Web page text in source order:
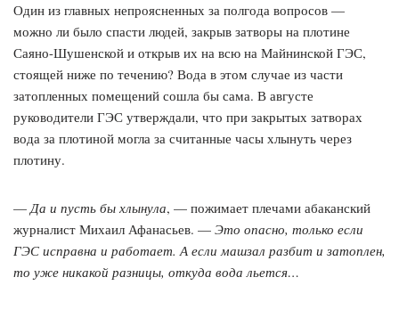
Один из главных непроясненных за полгода вопросов —
можно ли было спасти людей, закрыв затворы на плотине
Саяно-Шушенской и открыв их на всю на Майнинской ГЭС,
стоящей ниже по течению? Вода в этом случае из части
затопленных помещений сошла бы сама. В августе
руководители ГЭС утверждали, что при закрытых затворах
вода за плотиной могла за считанные часы хлынуть через
плотину.
—Да и пусть бы хлынула, — пожимает плечами абаканский
журналист Михаил Афанасьев. — Это опасно, только если
ГЭС исправна и работает. А если машзал разбит и затоплен,
то уже никакой разницы, откуда вода льется…